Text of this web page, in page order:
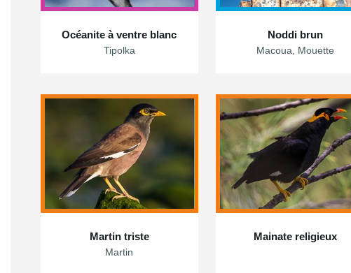
Océanite à ventre blanc
Tipolka
Noddi brun
Macoua, Mouette
Martin triste
Martin
Mainate religieux